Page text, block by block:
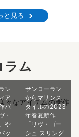
と見る
ラム
々なアイテムの新作
ン
ア
バ
・
や
ッ
サンローラン
からマリンス
タイルの2023
年春夏新作
「リヴ・ゴー
シュ スリング